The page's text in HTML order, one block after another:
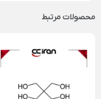
محصولات مرتبط